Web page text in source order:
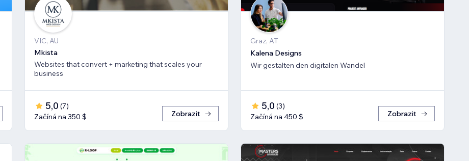
VIC, AU
Mkista
Websites that convert + marketing that scales your
business
5,0 (7)
Začíná na 350 $
Zobrazit
Graz, AT
Kalena Designs
Wir gestalten den digitalen Wandel
5,0 (3)
Začíná na 450 $
Zobrazit